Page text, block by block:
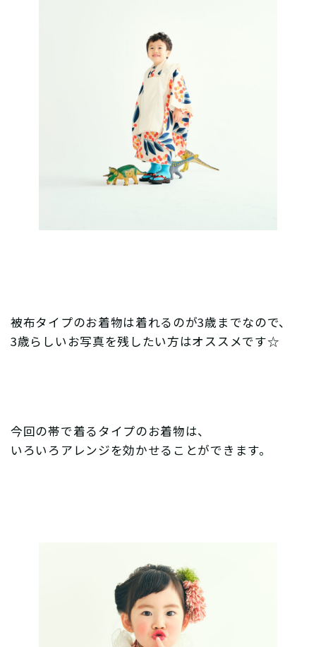
被布タイプのお着物は着れるのが3歳までなので、
3歳らしいお写真を残したい方はオススメです☆
今回の帯で着るタイプのお着物は、
いろいろアレンジを効かせることができます。